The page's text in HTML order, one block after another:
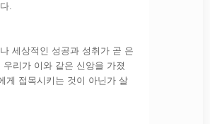
.
세상적인 성공과 성취가 곧 은
리가 이와 같은 신앙을 가졌
게 접목시키는 것이 아닌가 살